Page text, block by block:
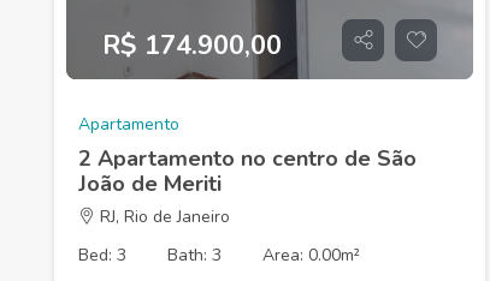
R$ 174.900,00
Apartamento
2 Apartamento no centro de São
João de Meriti
RJ, Rio de Janeiro
Bed: 3
Bath: 3 Area: 0.00m²